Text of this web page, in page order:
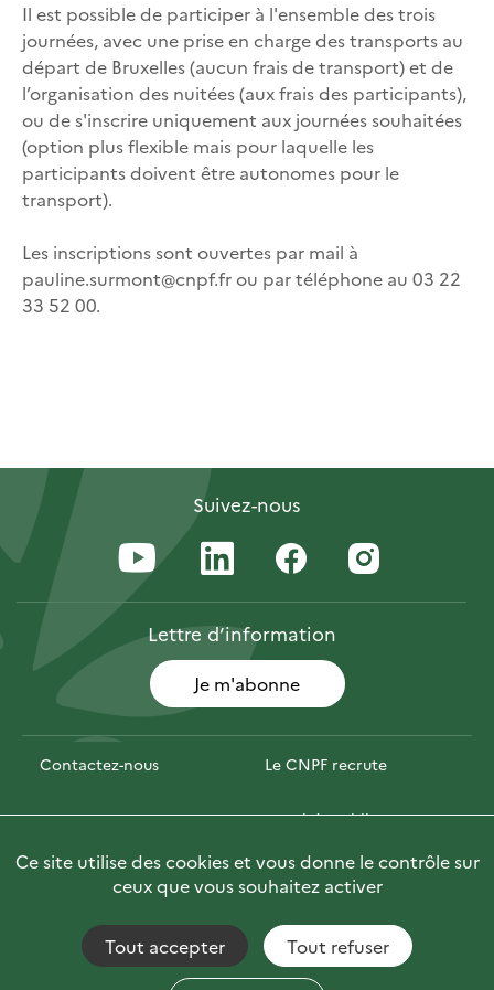
Il est possible de participer à l'ensemble des trois
journées, avec une prise en charge des transports au
départ de Bruxelles (aucun frais de transport) et de
l’organisation des nuitées (aux frais des participants),
ou de s'inscrire uniquement aux journées souhaitées
(option plus flexible mais pour laquelle les
participants doivent être autonomes pour le
transport).
Les inscriptions sont ouvertes par mail à
pauline.surmont@cnpf.fr ou par téléphone au 03 22
33 52 00.
Suivez-nous
Lettred’information
Je m'abonne
Contactez-nous Le CNPF recrute
Espace presse Marchés publics
Photofor Briefly in English
Accessibilité : non conforme
Fils RSS
Ce site utilise des cookies et vous donne le contrôle sur
ceux que vous souhaitez activer
Tout accepter Tout refuser